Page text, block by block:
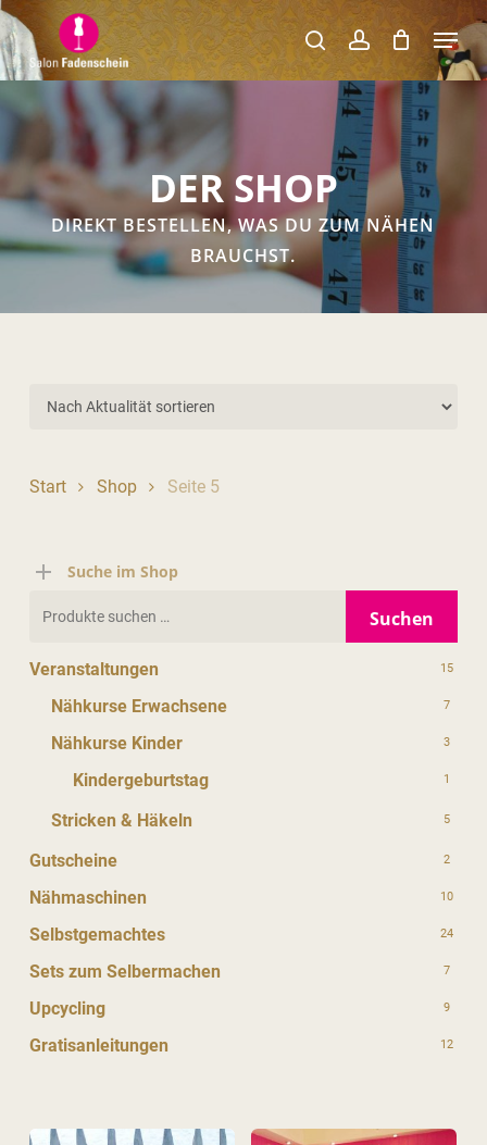
Skip
to
main
content
searchaccount
Menu
DER SHOP
DIREKT BESTELLEN, WAS DU ZUM NÄHEN
BRAUCHST.
Start Shop Seite 5
Suche im Shop
Suchen
Veranstaltungen 15
Nähkurse Erwachsene 7
Nähkurse Kinder 3
Kindergeburtstag 1
Stricken & Häkeln 5
Gutscheine 2
Nähmaschinen 10
Selbstgemachtes 24
Sets zum Selbermachen 7
Upcycling 9
Gratisanleitungen 12
Close